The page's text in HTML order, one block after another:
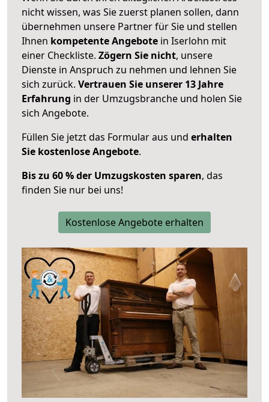
nicht wissen, was Sie zuerst planen sollen, dann
übernehmen unsere Partner für Sie und stellen
Ihnen kompetente Angebote in Iserlohn mit
einer Checkliste. Zögern Sie nicht, unsere
Dienste in Anspruch zu nehmen und lehnen Sie
sich zurück. Vertrauen Sie unserer 13 Jahre
Erfahrung in der Umzugsbranche und holen Sie
sich Angebote.
Füllen Sie jetzt das Formular aus und erhalten
Sie kostenlose Angebote.
Bis zu 60 % der Umzugskosten sparen, das
finden Sie nur bei uns!
Kostenlose Angebote erhalten